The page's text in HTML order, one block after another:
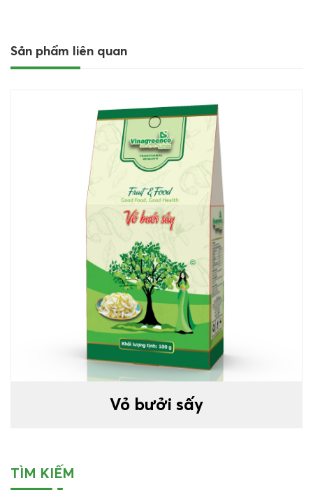
TÌM KIẾM
Sản phẩm liên quan
Vỏ bưởi sấy